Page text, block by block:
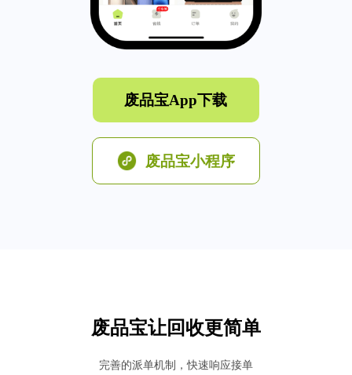
废品宝App下载
废品宝小程序
废品宝让回收更简单
完善的派单机制，快速响应接单